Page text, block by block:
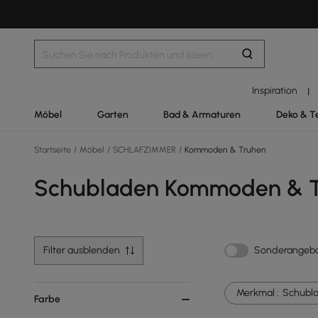
Inspiration |
Möbel Garten Bad & Armaturen Deko &
Startseite / Möbel / SCHLAFZIMMER / Kommoden & Truhen
Schubladen Kommoden &
Filter ausblenden
Farbe
Merkmal :